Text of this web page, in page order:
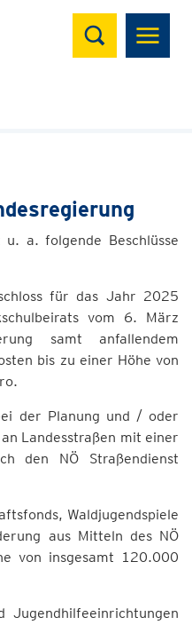
Suchen
a. folgende Beschlüsse
für das Jahr 2025
vom 6. März
samt anfallendem
bis zu einer Höhe von
der Planung und / oder
Landesstraßen mit einer
den NÖ Straßendienst
Waldjugendspiele
aus Mitteln des NÖ
von insgesamt 120.000